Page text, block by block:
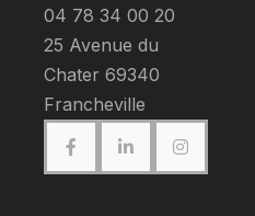
04 78 34 00 20
25 Avenue du
Chater 69340
Francheville